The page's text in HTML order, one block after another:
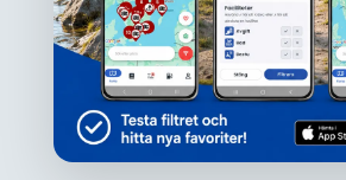
Försök igen